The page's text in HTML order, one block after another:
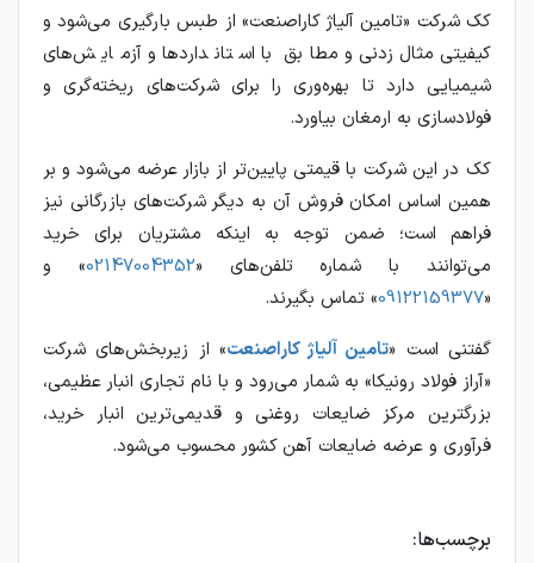
کک شرکت «تامین آلیاژ کاراصنعت» از طبس بارگیری می‌شود و
کیفیتی مثال‌زدنی و مطابق با استانداردها و آزمایش‌های
شیمیایی دارد تا بهره‌وری را برای شرکت‌های ریخته‌گری و
فولادسازی به ارمغان بیاورد.
کک در این شرکت با قیمتی پایین‌تر از بازار عرضه می‌شود و بر
همین اساس امکان فروش آن به دیگر شرکت‌های بازرگانی نیز
فراهم است؛ ضمن توجه به اینکه مشتریان برای خرید
می‌توانند با شماره تلفن‌های «02147004352» و
«
09122159377» تماس بگیرند.
گفتنی است «تامین آلیاژ کاراصنعت» از زیربخش‌های شرکت
«آراز فولاد رونیکا» به شمار می‌رود و با نام تجاری انبار عظیمی،
بزرگترین مرکز ضایعات روغنی و قدیمی‌ترین انبار خرید،
فرآوری و عرضه ضایعات آهن کشور محسوب می‌شود.
برچسب‌ها: